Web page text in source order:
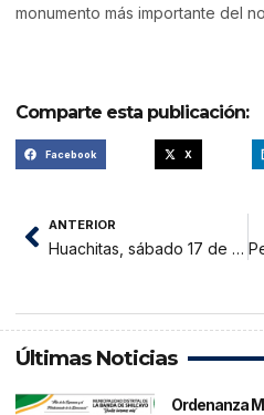
monumento más importante del
Comparte esta publicación:
Facebook X
ANTERIOR
Huachitas, sábado 17 de mayo 2025
Últimas Noticias
Ordenanza